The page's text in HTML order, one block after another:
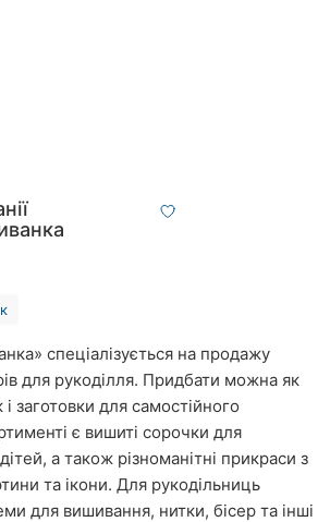
спеціалізується на продажу
для рукоділля. Придбати можна як
і заготовки для самостійного
є вишиті сорочки для
а також різноманітні прикраси з
та ікони. Для рукодільниць
для вишивання, нитки, бісер та інші